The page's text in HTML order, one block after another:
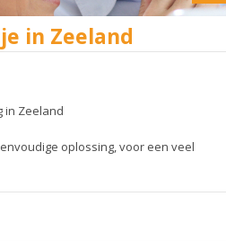
in Zeeland
in Zeeland
oplossing, voor een veel